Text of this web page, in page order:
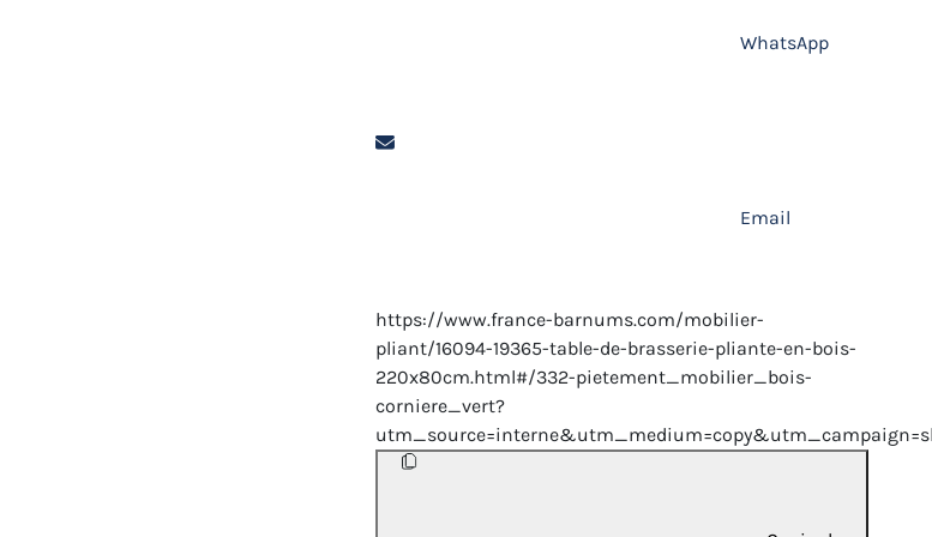
WhatsApp
Email
https://www.france-barnums.com/mobilier-
pliant/16094-19365-table-de-brasserie-pliante-en-bois-
220x80cm.html#/332-pietement_mobilier_bois-
corniere_vert?